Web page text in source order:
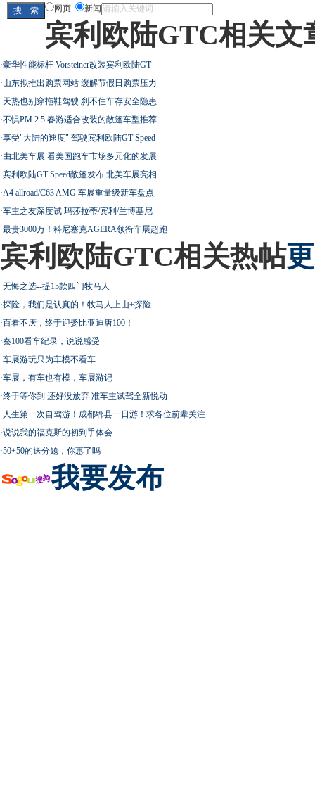
网页 新闻
宾利欧陆GTC相关文
·豪华性能标杆 Vorsteiner改装宾利欧陆GT
·山东拟推出购票网站 缓解节假日购票压力
·天热也别穿拖鞋驾驶 刹不住车存安全隐患
·不惧PM 2.5 春游适合改装的敞篷车型推荐
·享受"大陆的速度" 驾驶宾利欧陆GT Speed
·由北美车展 看美国跑车市场多元化的发展
·宾利欧陆GT Speed敞篷发布 北美车展亮相
·A4 allroad/C63 AMG 车展重量级新车盘点
·车主之友深度试 玛莎拉蒂/宾利/兰博基尼
·最贵3000万！科尼塞克AGERA领衔车展超跑
宾利欧陆GTC相关热帖
·无悔之选--提15款四门牧马人
·探险，我们是认真的！牧马人上山+探险
·百看不厌，终于迎娶比亚迪唐100！
·秦100看车纪录，说说感受
·车展游玩只为车模不看车
·车展，有车也有模，车展游记
·终于等你到 还好没放弃 准车主试驾全新悦动
· 人生第一次自驾游！成都郫县一日游！求各位前辈关注
·说说我的福克斯的初到手体会
·50+50的送分题，你惠了吗
我要发布